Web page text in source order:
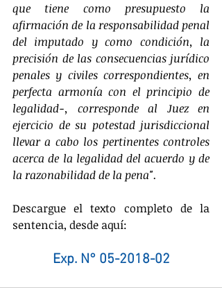
que tiene como presupuesto la
afirmación de la responsabilidad penal
del imputado y como condición, la
precisión de las consecuencias jurídico
penales y civiles correspondientes, en
perfecta armonía con el principio de
legalidad-, corresponde al Juez en
ejercicio de su potestad jurisdiccional
llevar a cabo los pertinentes controles
acerca de la legalidad del acuerdo y de
la razonabilidad de la pena".
Descargue el texto completo de la
sentencia, desde aquí:
Exp. N° 05-2018-02